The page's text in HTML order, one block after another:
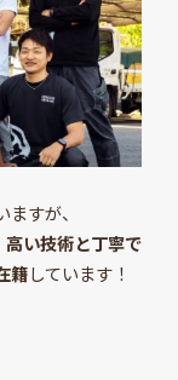
すが、
高い技術と丁寧で
籍しています！